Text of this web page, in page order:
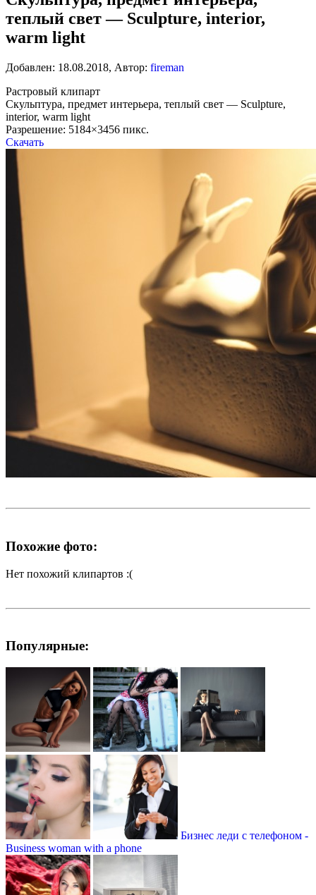
теплый свет — Sculpture, interior,
warm light
Добавлен: 18.08.2018, Автор: fireman
Растровый клипарт
Скульптура, предмет интерьера, теплый свет — Sculpture,
interior, warm light
Разрешение: 5184×3456 пикс.
Скачать
Похожие фото:
Нет похожий клипартов :(
Популярные:
Бизнес леди с телефоном -
Business woman with a phone